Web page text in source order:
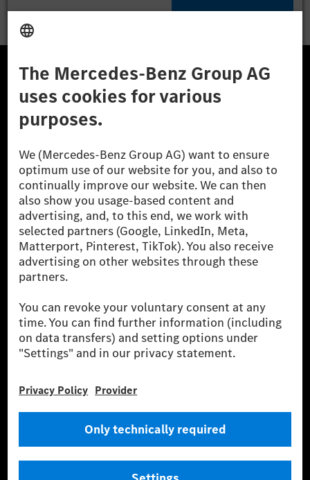
A Mercedes-Benz Csoport
A Mercedes-Benz Group AG (korábbi Daimler AG) a
Mercedes-Benz AG-val együtt a prémium és
luxusautók, valamint kishaszonjárművek vezető
globális szállítói vagyunk. A Mercedes-Benz Mobility
AG finanszírozást, lízinget, autó előfizetést és
autókölcsönzést, flottakezelést, digitális
szolgáltatásokat a töltéshez és fizetéshez,
biztosításközvetítést, valamint innovatív mobilitási
szolgáltatásokat kínál.
Helyszínek
Jogi nyilatkozat